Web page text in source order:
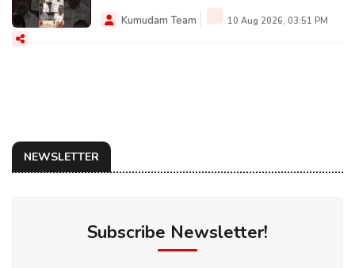
Kumudam Team 10 Aug 2026, 03:51 PM
NEWSLETTER
Subscribe Newsletter!